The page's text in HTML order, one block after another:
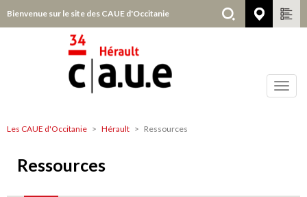
au
Bienvenue sur le site des CAUE d'Occitanie Hérault
Hérault
Les CAUE d'Occitanie Hérault Ressources
Ressources